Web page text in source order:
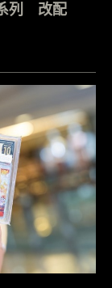
列 改配